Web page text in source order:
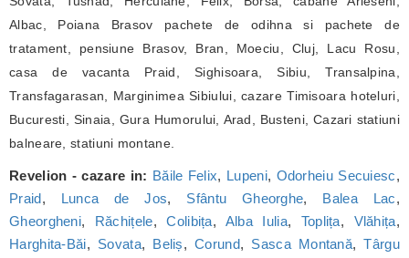
Albac, Poiana Brasov pachete de odihna si pachete de
tratament, pensiune Brasov, Bran, Moeciu, Cluj, Lacu Rosu,
casa de vacanta Praid, Sighisoara, Sibiu, Transalpina,
Transfagarasan, Marginimea Sibiului, cazare Timisoara hoteluri,
Bucuresti, Sinaia, Gura Humorului, Arad, Busteni, Cazari statiuni
balneare, statiuni montane.
Revelion - cazare in: Băile Felix, Lupeni, Odorheiu Secuiesc,
Praid, Lunca de Jos, Sfântu Gheorghe, Balea Lac,
Gheorgheni, Răchițele,Colibița, Alba Iulia, Toplița, Vlăhița,
Harghita-Băi, Sovata, Beliș,Corund, Sasca Montană,Târgu